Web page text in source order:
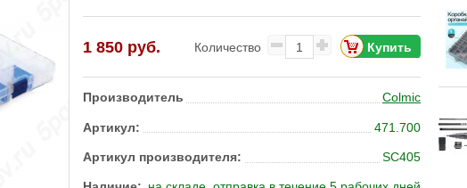
1 850 руб. Количество
Производитель Colmic
Артикул: 471.700
Артикул производителя: SC405